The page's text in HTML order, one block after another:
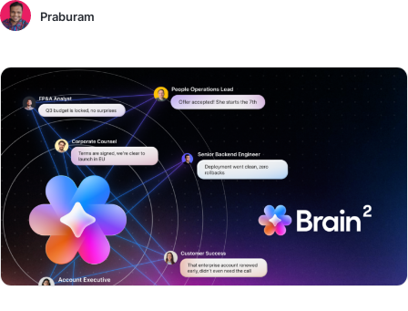
Praburam